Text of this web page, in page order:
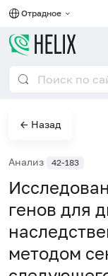
Отрадное
← Назад
Анализ 42-183
генов для
методом